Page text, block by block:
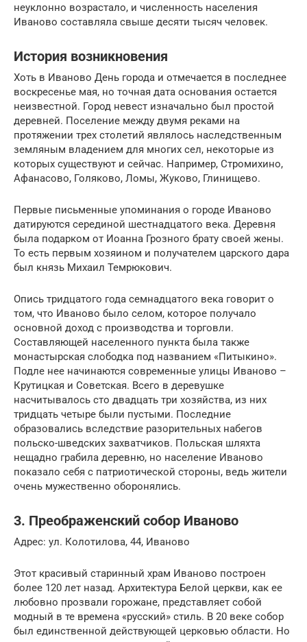
неуклонно возрастало, и численность населения
Иваново составляла свыше десяти тысяч человек.
История возникновения
Хоть в Иваново День города и отмечается в последнее
воскресенье мая, но точная дата основания остается
неизвестной. Город невест изначально был простой
деревней. Поселение между двумя реками на
протяжении трех столетий являлось наследственным
земляным владением для многих сел, некоторые из
которых существуют и сейчас. Например, Стромихино,
Афанасово, Голяково, Ломы, Жуково, Глинищево.
Первые письменные упоминания о городе Иваново
датируются серединой шестнадцатого века. Деревня
была подарком от Иоанна Грозного брату своей жены.
То есть первым хозяином и получателем царского дара
был князь Михаил Темрюкович.
Опись тридцатого года семнадцатого века говорит о
том, что Иваново было селом, которое получало
основной доход с производства и торговли.
Составляющей населенного пункта была также
монастырская слободка под названием «Питыкино».
Подле нее начинаются современные улицы Иваново –
Крутицкая и Советская. Всего в деревушке
насчитывалось сто двадцать три хозяйства, из них
тридцать четыре были пустыми. Последние
образовались вследствие разорительных набегов
польско-шведских захватчиков. Польская шляхта
нещадно грабила деревню, но население Иваново
показало себя с патриотической стороны, ведь жители
очень мужественно оборонялись.
3. Преображенский собор Иваново
Адрес: ул. Колотилова, 44, Иваново
Этот красивый старинный храм Иваново построен
более 120 лет назад. Архитектура Белой церкви, как ее
любовно прозвали горожане, представляет собой
модный в те времена «русский» стиль. В 20 веке собор
был единственной действующей церковью области. Но